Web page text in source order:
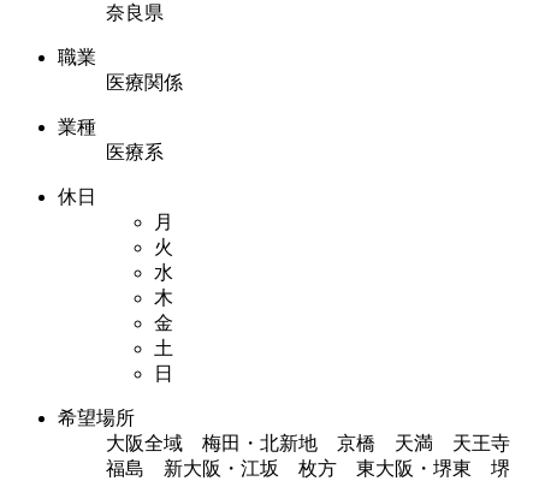
奈良県
職業
医療関係
業種
医療系
休日
月
火
水
木
金
土
日
希望場所
大阪全域 梅田・北新地 京橋 天満 天王寺
福島 新大阪・江坂 枚方 東大阪・堺東 堺